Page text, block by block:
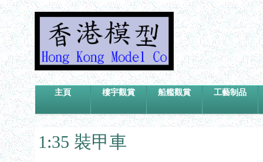
主頁 樓宇觀賞 船艦觀賞 工藝制品
1:35 裝甲車